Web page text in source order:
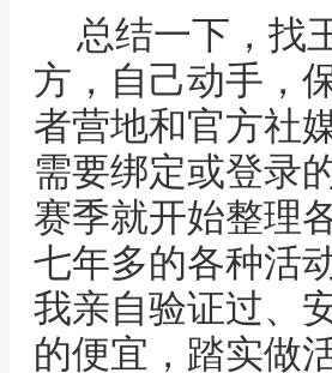
总结一下，找
方，自己动手，
者营地和官方社
需要绑定或登录
赛季就开始整理
七年多的各种活
我亲自验证过、
的便宜，踏实做